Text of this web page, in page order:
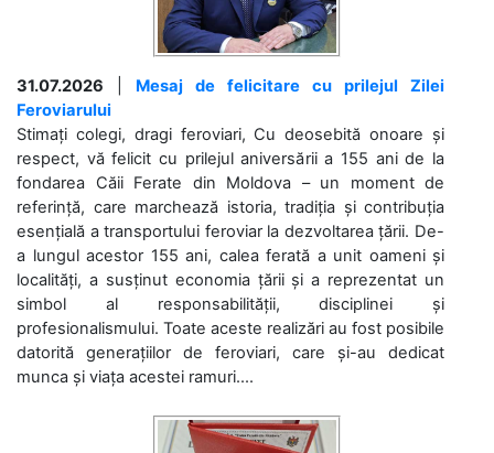
31.07.2026
Mesaj de felicitare cu prilejul Zilei
Feroviarului
Stimați colegi, dragi feroviari, Cu deosebită onoare și
respect, vă felicit cu prilejul aniversării a 155 ani de la
fondarea Căii Ferate din Moldova – un moment de
referință, care marchează istoria, tradiția și contribuția
esențială a transportului feroviar la dezvoltarea țării. De-
a lungul acestor 155 ani, calea ferată a unit oameni și
localități, a susținut economia țării și a reprezentat un
simbol al responsabilității, disciplinei și
profesionalismului. Toate aceste realizări au fost posibile
datorită generațiilor de feroviari, care și-au dedicat
munca și viața acestei ramuri....